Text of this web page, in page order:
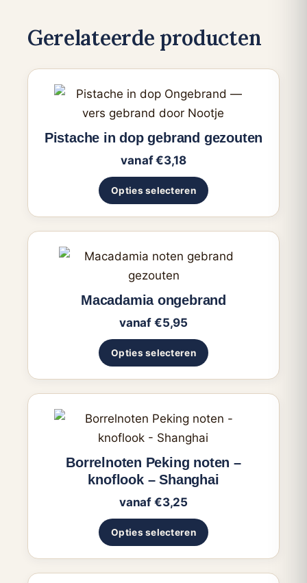
Gerelateerde producten
Pistache in dop gebrand gezouten
vanaf€3,18
Opties selecteren
Dit
product
heeft
meerdere
variaties.
Deze
optie
worden
op
de
productpagina
Macadamia ongebrand
vanaf €5,95
Opties selecteren
Dit
product
meerdere
variaties.
Deze
optie
worden
op
de
productpagina
Borrelnoten Peking noten –
knoflook – Shanghai
vanaf €3,25
Opties selecteren
Dit
product
heeft
meerdere
Deze
optie
kan